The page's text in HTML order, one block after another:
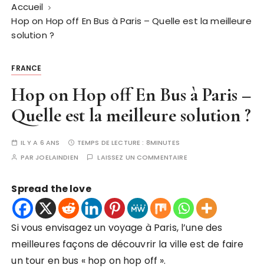
Accueil
Hop on Hop off En Bus à Paris – Quelle est la meilleure
solution ?
FRANCE
Hop on Hop off En Bus à Paris –
Quelle est la meilleure solution ?
IL Y A 6 ANS TEMPS DE LECTURE : 8MINUTES
PAR JOELAINDIEN LAISSEZ UN COMMENTAIRE
Spread the love
Si vous envisagez un voyage à Paris, l’une des
meilleures façons de découvrir la ville est de faire
un tour en bus « hop on hop off ».